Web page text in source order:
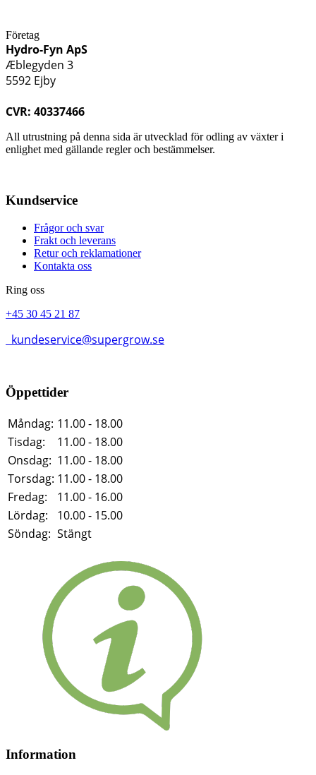
Företag
Hydro-Fyn ApS
Æblegyden 3
5592 Ejby
CVR: 40337466
All utrustning på denna sida är utvecklad för odling av växter i
enlighet med gällande regler och bestämmelser.
Kundservice
Frågor och svar
Frakt och leverans
Retur och reklamationer
Kontakta oss
Ring oss
+45 30 45 21 87
kundeservice@supergrow.se
Öppettider
Måndag: 11.00 - 18.00
Tisdag:
11.00 - 18.00
Onsdag: 11.00 - 18.00
Torsdag: 11.00 - 18.00
Fredag:
11.00 - 16.00
Lördag:
10.00 - 15.00
Söndag: Stängt
Information